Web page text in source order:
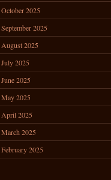
October 2025
September 2025
August 2025
July 2025
June 2025
May 2025
April 2025
March 2025
February 2025